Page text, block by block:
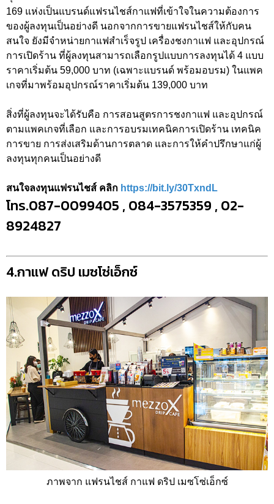
169 แห่งเป็นแบรนด์แฟรนไชส์กาแฟที่เข้าใจในความต้องการ
ของผู้ลงทุนเป็นอย่างดี นอกจากการขายแฟรนไชส์ให้กับคน
สนใจ ยังมีจำหน่ายกาแฟสำเร็จรูป เครื่องชงกาแฟ และอุปกรณ์
การเปิดร้าน ที่ผู้ลงทุนสามารถเลือกรูปแบบการลงทุนได้ 4 แบบ
ราคาเริ่มต้น 59,000 บาท (เฉพาะแบรนด์ พร้อมอบรม) ในแพค
เกจที่มาพร้อมอุปกรณ์ราคาเริ่มต้น 139,000 บาท
สิ่งที่ผู้ลงทุนจะได้รับคือ การสอนสูตรการชงกาแฟ และอุปกรณ์
ตามแพคเกจที่เลือก และการอบรมเทคนิคการเปิดร้าน เทคนิค
การขาย การส่งเสริมด้านการตลาด และการให้คำปรึกษาแก่ผู้
ลงทุนทุกคนเป็นอย่างดี
สนใจลงทุนแฟรนไชส์ คลิก https://bit.ly/30TxndL
โทร.087-0099405 , 084-3575359 , 02-
8924827
4.กาแฟ ดริป เมซโซ่เอ็กซ์
ภาพจาก แฟรนไชส์ กาแฟ ดริป เมซโซ่เอ็กซ์